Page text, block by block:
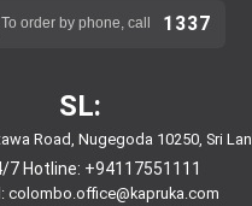
To order by phone, call 1337
SL:
Road, Nugegoda 10250, Sri
7 Hotline: +94117551111
colombo.office@kapruka.com